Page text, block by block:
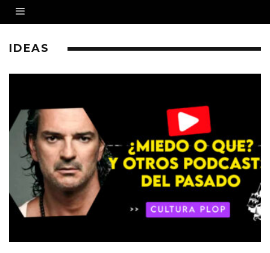
IDEAS